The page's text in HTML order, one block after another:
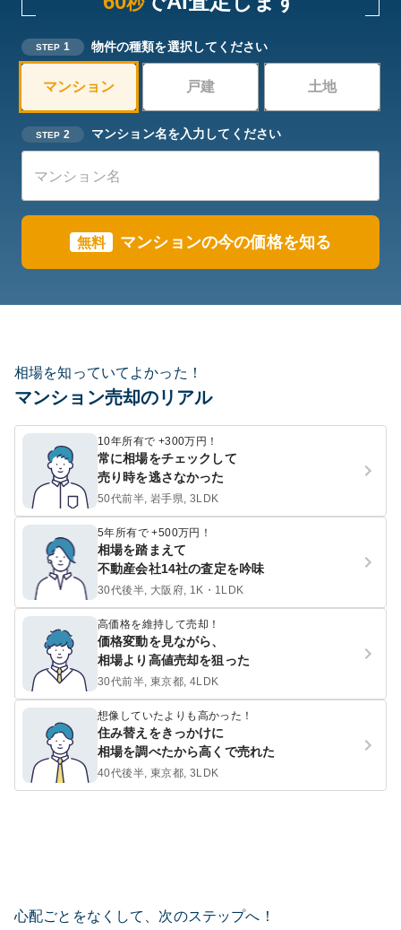
STEP 1 物件の種類を選択してください
マンション 戸建 土地
STEP 2 マンション名を入力してください
無料 マンションの今の価格を知る
相場を知っていてよかった！
マンション売却のリアル
10年所有で +300万円！
常に相場をチェックして
売り時を逃さなかった
50代前半, 岩手県, 3LDK
5年所有で +500万円！
相場を踏まえて
不動産会社14社の査定を吟味
30代後半, 大阪府, 1K・1LDK
高価格を維持して売却！
価格変動を見ながら、
相場より高値売却を狙った
30代前半, 東京都, 4LDK
想像していたよりも高かった！
住み替えをきっかけに
相場を調べたから高くで売れた
40代後半, 東京都, 3LDK
心配ごとをなくして、次のステップへ！